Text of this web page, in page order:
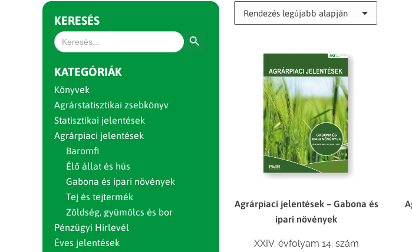
Agrárpiaci jelentések – Gabona és
ipari növények
XXIV. évfolyam 14. szám
KERESÉS
Search
for:
KATEGÓRIÁK
Könyvek
Agrárstatisztikai zsebkönyv
Statisztikai jelentések
Agrárpiaci jelentések
Baromfi
Élő állat és hús
Gabona és ipari növények
Tej és tejtermék
Zöldség, gyümölcs és bor
Pénzügyi Hírlevél
Éves jelentések